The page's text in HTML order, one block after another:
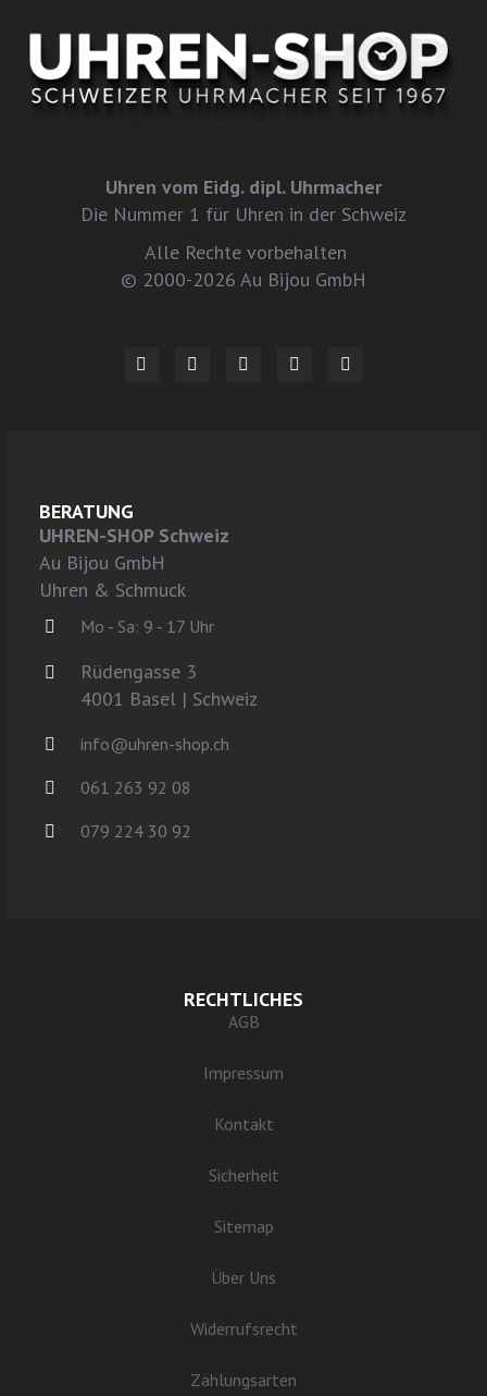
Uhren vom Eidg. dipl. Uhrmacher
Die Nummer 1 für Uhren in der Schweiz
Alle Rechte vorbehalten
© 2000-2026 Au Bijou GmbH
BERATUNG
UHREN-SHOP Schweiz
Au Bijou GmbH
Uhren & Schmuck
Mo - Sa: 9 - 17 Uhr
Rüdengasse 3
4001 Basel | Schweiz
info@uhren-shop.ch
061 263 92 08
079 224 30 92
RECHTLICHES
AGB
Impressum
Kontakt
Sicherheit
Sitemap
Über Uns
Widerrufsrecht
Zahlungsarten